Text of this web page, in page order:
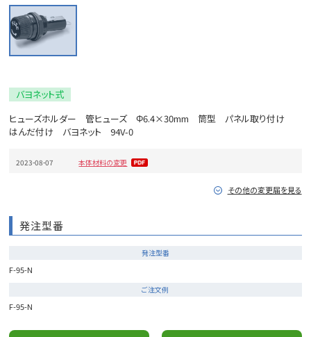
バヨネット式
ヒューズホルダー 管ヒューズ Φ6.4×30mm 筒型 パネル取り付け
はんだ付け バヨネット 94V-0
2023-08-07 本体材料の変更
その他の変更届を見る
発注型番
発注型番
F-95-N
ご注文例
F-95-N